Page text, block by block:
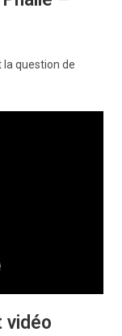
la question de
vidéo